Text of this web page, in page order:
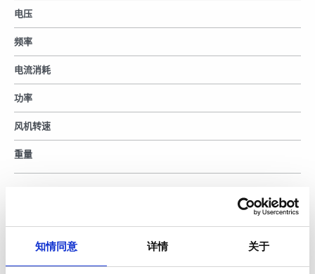
知情同意 详情 关于
电压
频率
电流消耗
功率
风机转速
重量
60 Hz